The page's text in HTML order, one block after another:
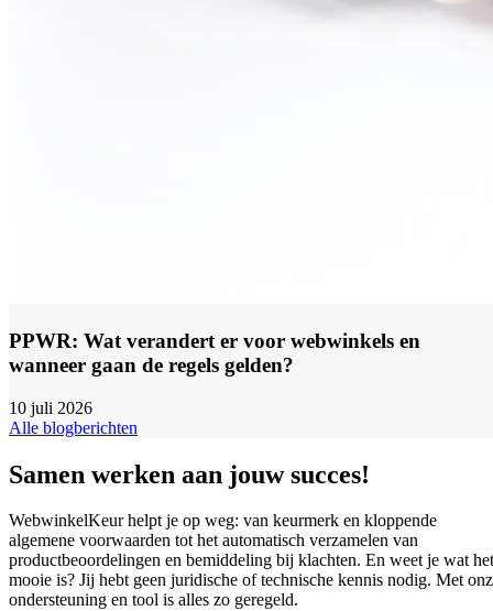
PPWR: Wat verandert er voor webwinkels en
wanneer gaan de regels gelden?
10 juli 2026
Alle blogberichten
Samen werken aan jouw succes!
WebwinkelKeur helpt je op weg: van keurmerk en kloppende
algemene voorwaarden tot het automatisch verzamelen van
productbeoordelingen en bemiddeling bij klachten. En weet je wat het
mooie is? Jij hebt geen juridische of technische kennis nodig. Met
ondersteuning en tool is alles zo geregeld.